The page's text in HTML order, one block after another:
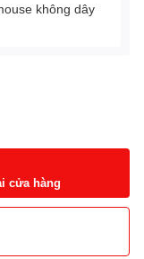
không dây
cửa hàng